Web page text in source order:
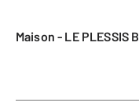
Maison - LE